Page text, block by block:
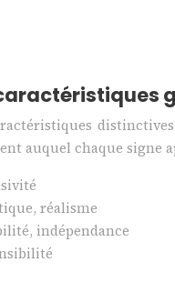
auquel chaque
réalisme
indépendance